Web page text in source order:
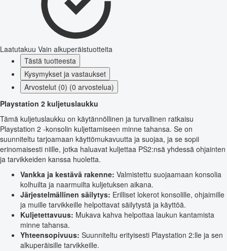
Laatutakuu Vain alkuperäistuotteita
Tästä tuotteesta
Kysymykset ja vastaukset
Arvostelut (0) (0 arvostelua)
Playstation 2 kuljetuslaukku
Tämä kuljetuslaukku on käytännöllinen ja turvallinen ratkaisu
Playstation 2 -konsolin kuljettamiseen minne tahansa. Se on
suunniteltu tarjoamaan käyttömukavuutta ja suojaa, ja se sopii
erinomaisesti niille, jotka haluavat kuljettaa PS2:nsä yhdessä ohjainten
ja tarvikkeiden kanssa huoletta.
Vankka ja kestävä rakenne: Valmistettu suojaamaan konsolia
kolhuilta ja naarmuilta kuljetuksen aikana.
Järjestelmällinen säilytys: Erilliset lokerot konsolille, ohjaimille
ja muille tarvikkeille helpottavat säilytystä ja käyttöä.
Kuljetettavuus: Mukava kahva helpottaa laukun kantamista
minne tahansa.
Yhteensopivuus: Suunniteltu erityisesti Playstation 2:lle ja sen
alkuperäisille tarvikkeille.